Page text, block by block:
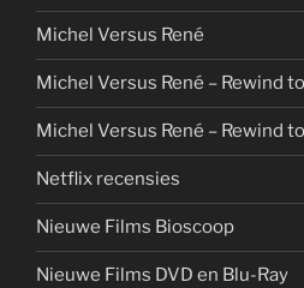
Michel Versus René
Michel Versus René – Rewind
Michel Versus René – Rewind
Netflix recensies
Nieuwe Films Bioscoop
Nieuwe Films DVD en Blu-Ray